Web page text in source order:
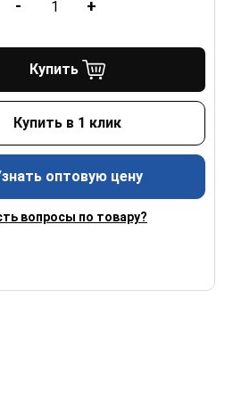
- +
Купить
Купить в 1 клик
оптовую цену
вопросы по товару?